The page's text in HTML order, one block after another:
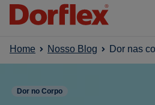
Home
Home Nosso Blog
Dor no Corpo